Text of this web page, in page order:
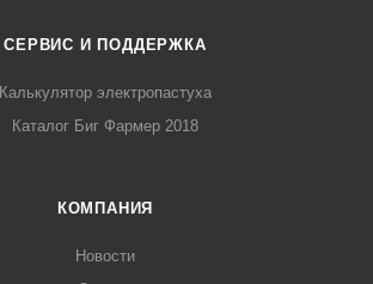
СЕРВИС И ПОДДЕРЖКА
Калькулятор электропастуха
Каталог Биг Фармер 2018
КОМПАНИЯ
Новости